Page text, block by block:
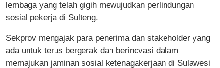
lembaga yang telah gigih mewujudkan perlindungan
sosial pekerja di Sulteng.
Sekprov mengajak para penerima dan stakeholder yang
ada untuk terus bergerak dan berinovasi dalam
memajukan jaminan sosial ketenagakerjaan di Sulawesi